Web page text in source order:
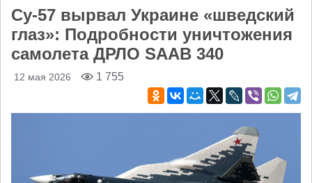
Су-57 вырвал Украине «шведский
глаз»: Подробности уничтожения
самолета ДРЛО SAAB 340
12 мая 2026 1 755